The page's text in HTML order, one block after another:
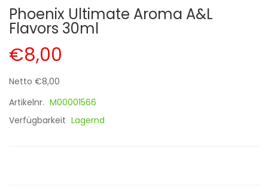
Phoenix Ultimate Aroma A&L
Flavors 30ml
€8,00
Netto €8,00
Artikelnr. M00001566
Verfügbarkeit Lagernd